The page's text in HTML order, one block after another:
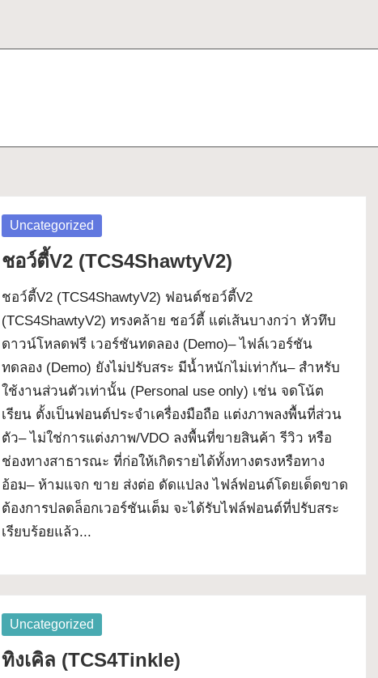
Posted
Uncategorized
ชอว์ตี้V2 (TCS4ShawtyV2)
ชอว์ตี้V2 (TCS4ShawtyV2) ฟอนต์ชอว์ตี้V2
(TCS4ShawtyV2) ทรงคล้าย ชอว์ตี้ แต่เส้นบางกว่า หัวทึบ
ดาวน์โหลดฟรี เวอร์ชันทดลอง (Demo)– ไฟล์เวอร์ชัน
ทดลอง (Demo) ยังไม่ปรับสระ มีน้ำหนักไม่เท่ากัน– สำหรับ
ใช้งานส่วนตัวเท่านั้น (Personal use only) เช่น จดโน้ต
เรียน ตั้งเป็นฟอนต์ประจำเครื่องมือถือ แต่งภาพลงพื้นที่ส่วน
ตัว– ไม่ใช่การแต่งภาพ/VDO ลงพื้นที่ขายสินค้า รีวิว หรือ
ช่องทางสาธารณะ ที่ก่อให้เกิดรายได้ทั้งทางตรงหรือทาง
อ้อม– ห้ามแจก ขาย ส่งต่อ ดัดแปลง ไฟล์ฟอนต์โดยเด็ดขาด
ต้องการปลดล็อกเวอร์ชันเต็ม จะได้รับไฟล์ฟอนต์ที่ปรับสระ
เรียบร้อยแล้ว...
Posted
Uncategorized
ทิงเคิล (TCS4Tinkle)